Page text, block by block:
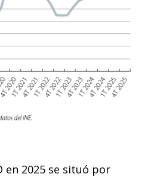
en 2025 se situó por